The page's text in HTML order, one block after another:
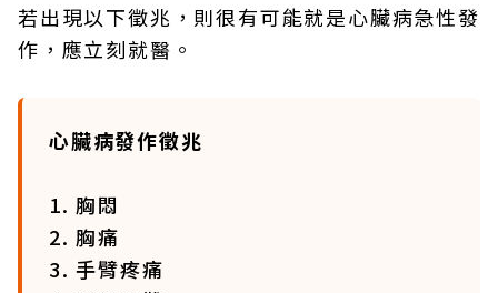
若出現以下徵兆，則很有可能就是心臟病急性發
作，應立刻就醫。
心臟病發作徵兆
1. 胸悶
2. 胸痛
3. 手臂疼痛